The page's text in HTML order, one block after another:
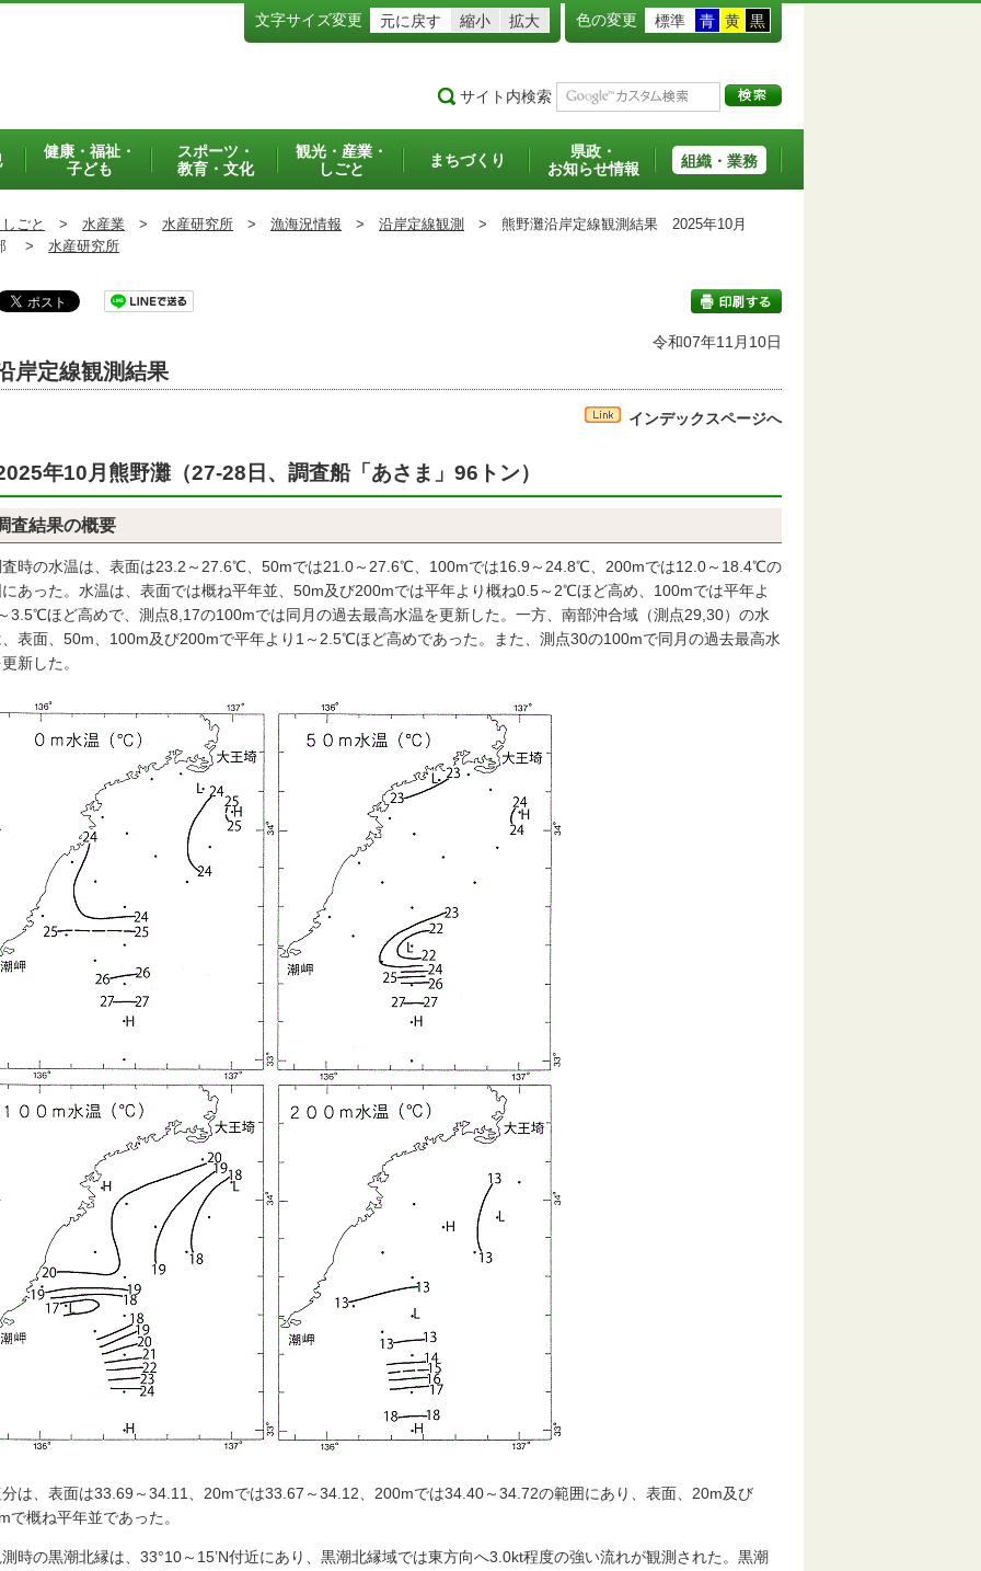
文字サイズ変更 元に戻す 縮小 拡大 色の変更 標準 青 黄 黒
サイト内検索
健康・福祉・
子ども
スポーツ・
教育・文化
観光・産業・
しごと
まちづくり
県政・
お知らせ情報
組織・業務
ごと > 水産業 > 水産研究所 > 漁海況情報 > 沿岸定線観測 > 熊野灘沿岸定線観測結果 2025年10月
>
水産研究所
印刷する
令和07年11月10日
岸定線観測結果
インデックスページへ
年10月熊野灘（27-28日、調査船「あさま」96トン）
査結果の概要
時の水温は、表面は23.2～27.6℃、50mでは21.0～27.6℃、100mでは16.9～24.8℃、200mでは12.0～18.4℃の
あった。水温は、表面では概ね平年並、50m及び200mでは平年より概ね0.5～2℃ほど高め、100mでは平年よ
3.5℃ほど高めで、測点8,17の100mでは同月の過去最高水温を更新した。一方、南部沖合域（測点29,30）の水
表面、50m、100m及び200mで平年より1～2.5℃ほど高めであった。また、測点30の100mで同月の過去最高水
新した。
、表面は33.69～34.11、20mでは33.67～34.12、200mでは34.40～34.72の範囲にあり、表面、20m及び
で概ね平年並であった。
の黒潮北縁は、33°10～15’N付近にあり、黒潮北縁域では東方向へ3.0kt程度の強い流れが観測された。黒潮